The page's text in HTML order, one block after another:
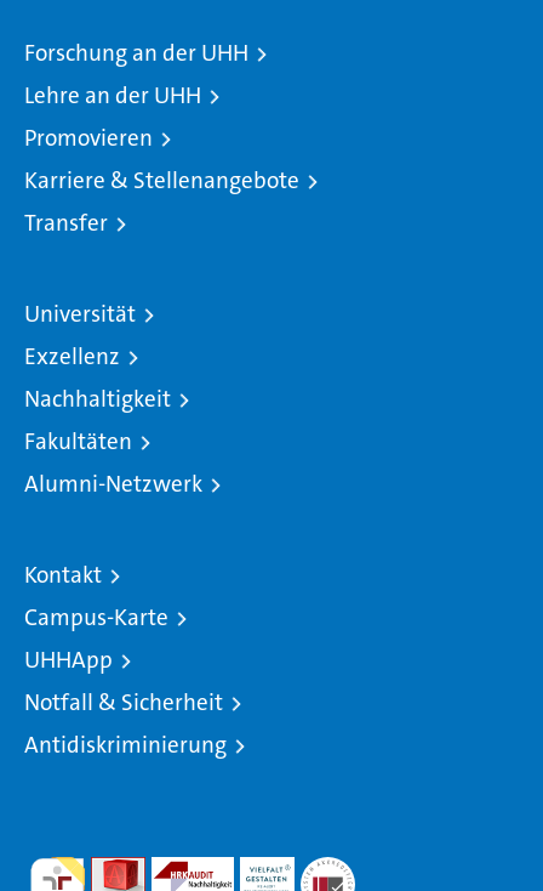
Forschung an der UHH
Lehre an der UHH
Promovieren
Karriere & Stellenangebote
Transfer
Universität
Exzellenz
Nachhaltigkeit
Fakultäten
Alumni-Netzwerk
Kontakt
Campus-Karte
UHHApp
Notfall & Sicherheit
Antidiskriminierung